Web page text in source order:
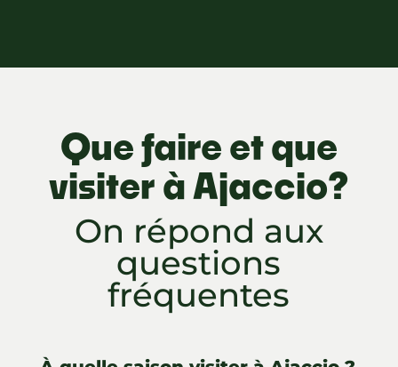
Que faire et que
visiter à Ajaccio?
On répond aux
questions
fréquentes